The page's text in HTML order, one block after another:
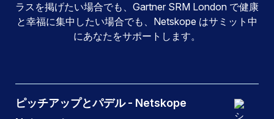
ラスを掲げたい場合でも、Gartner SRM London で健康
と幸福に集中したい場合でも、Netskope はサミット中
にあなたをサポートします。
ピッチアップとパデル - Netskope